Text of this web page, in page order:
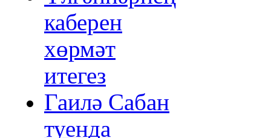
каберен
хөрмәт
итегез
Гаилә Сабан
туенда